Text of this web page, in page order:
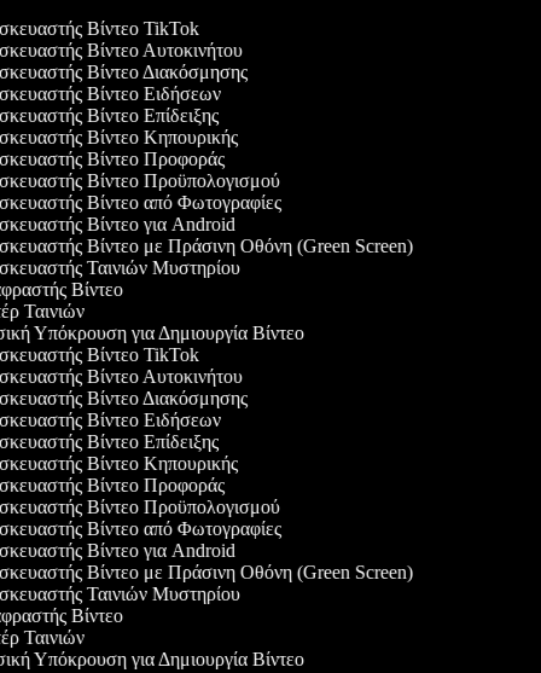
Βίντεο TikTok
Βίντεο Αυτοκινήτου
Βίντεο Διακόσμησης
Βίντεο Ειδήσεων
Βίντεο Επίδειξης
Βίντεο Κηπουρικής
Βίντεο Προφοράς
Βίντεο Προϋπολογισμού
Βίντεο από Φωτογραφίες
Βίντεο για Android
Βίντεο με Πράσινη Οθόνη (Green Screen)
Ταινιών Μυστηρίου
Βίντεο
Ταινιών
Υπόκρουση για Δημιουργία Βίντεο
Βίντεο TikTok
Βίντεο Αυτοκινήτου
Βίντεο Διακόσμησης
Βίντεο Ειδήσεων
Βίντεο Επίδειξης
Βίντεο Κηπουρικής
Βίντεο Προφοράς
Βίντεο Προϋπολογισμού
Βίντεο από Φωτογραφίες
Βίντεο για Android
Βίντεο με Πράσινη Οθόνη (Green Screen)
Ταινιών Μυστηρίου
Βίντεο
Ταινιών
Υπόκρουση για Δημιουργία Βίντεο